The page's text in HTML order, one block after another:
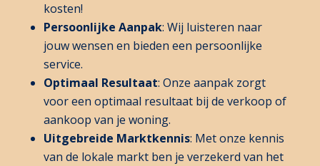
kosten!
Persoonlijke Aanpak: Wij luisteren naar
jouw wensen en bieden een persoonlijke
service.
Optimaal Resultaat: Onze aanpak zorgt
voor een optimaal resultaat bij de verkoop of
aankoop van je woning.
Uitgebreide Marktkennis: Met onze kennis
van de lokale markt ben je verzekerd van het